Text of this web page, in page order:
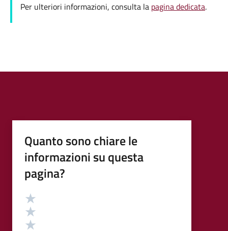
Per ulteriori informazioni, consulta la pagina dedicata.
Quanto sono chiare le
informazioni su questa
pagina?
Valutazione